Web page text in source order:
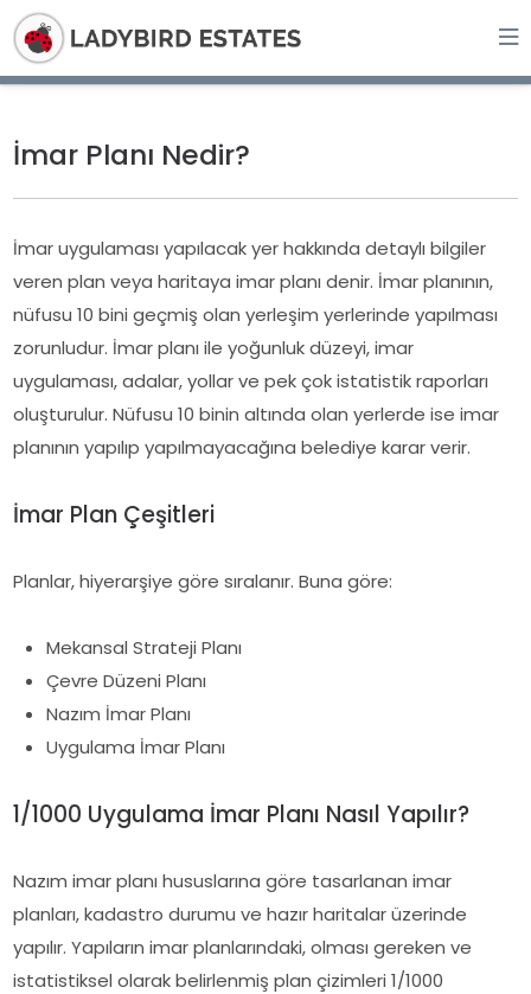
İmar Planı Nedir?
İmar uygulaması yapılacak yer hakkında detaylı bilgiler
veren plan veya haritaya imar planı denir. İmar planının,
nüfusu 10 bini geçmiş olan yerleşim yerlerinde yapılması
zorunludur. İmar planı ile yoğunluk düzeyi, imar
uygulaması, adalar, yollar ve pek çok istatistik raporları
oluşturulur. Nüfusu 10 binin altında olan yerlerde ise imar
planının yapılıp yapılmayacağına belediye karar verir.
İmar Plan Çeşitleri
Planlar, hiyerarşiye göre sıralanır. Buna göre:
Mekansal Strateji Planı
Çevre Düzeni Planı
Nazım İmar Planı
Uygulama İmar Planı
1/1000 Uygulama İmar Planı Nasıl Yapılır?
Nazım imar planı hususlarına göre tasarlanan imar
planları, kadastro durumu ve hazır haritalar üzerinde
yapılır. Yapıların imar planlarındaki, olması gereken ve
istatistiksel olarak belirlenmiş plan çizimleri 1/1000